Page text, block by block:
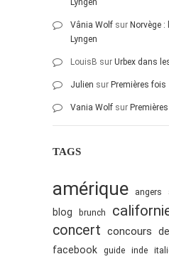
Lyngen
Vânia Wolf sur Norvège
Lyngen
LouisB sur Urbex dans
Julien sur Premières fois
Vania Wolf sur
TAGS
amérique angers
blog brunch
concert concours
facebook guide inde